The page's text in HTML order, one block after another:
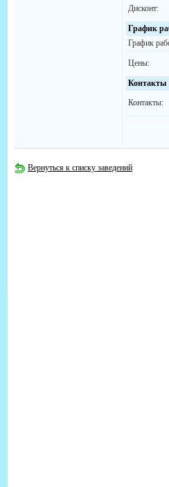
Дисконт:
График
График
Цены:
Контакты
Контакты:
Вернуться к списку заведений